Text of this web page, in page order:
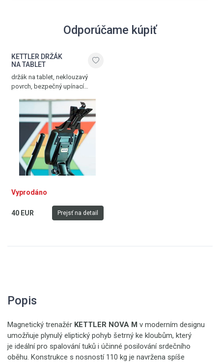
Odporúčame kúpiť
KETTLER DRŽÁK
NA TABLET
držák na tablet, neklouzavý
povrch, bezpečný upínací
Vyprodáno
40 EUR Prejsť na detail
Popis
Magnetický trenažér KETTLER NOVA M v moderním designu
umožňuje plynulý eliptický pohyb šetrný ke kloubům, který
je ideální pro spalování tuků i účinné posilování srdečního
oběhu. Konstrukce s nosností 110 kg je navržena spíše